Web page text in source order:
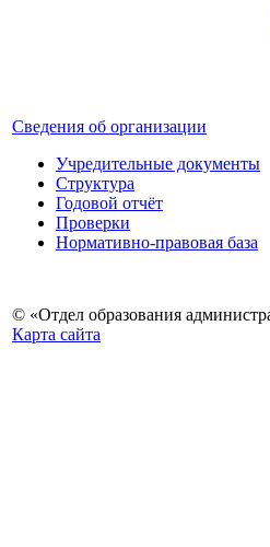
Сведения об организации
Учредительные документы
Структура
Годовой отчёт
Проверки
Нормативно-правовая база
© «Отдел образования
Карта сайта